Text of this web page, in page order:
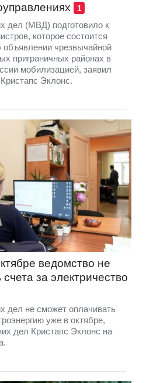
1
дел (МВД) подготовило к
которое состоится
объявлении чрезвычайной
приграничных районах в
мобилизацией, заявил
Эклонс.
ведомство не
за электричество
дел не сможет оплачивать
уже в октябре,
дел Кристапс Эклонс на